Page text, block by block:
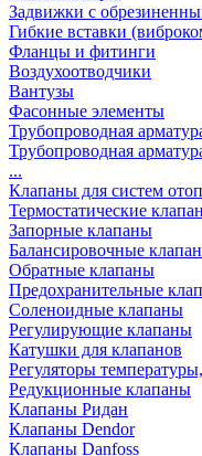
Задвижки с
Гибкие вставки
Фланцы и фитинги
Воздухоотводчики
Вантузы
Фасонные элементы
Трубопроводная
Трубопроводная
...
Клапаны для систем
Термостатические
Запорные клапаны
Балансировочные
Обратные клапаны
Предохранительные
Соленоидные клапаны
Регулирующие клапаны
Катушки для клапанов
Регуляторы
Редукционные клапаны
Клапаны Ридан
Клапаны Dendor
Клапаны Danfoss